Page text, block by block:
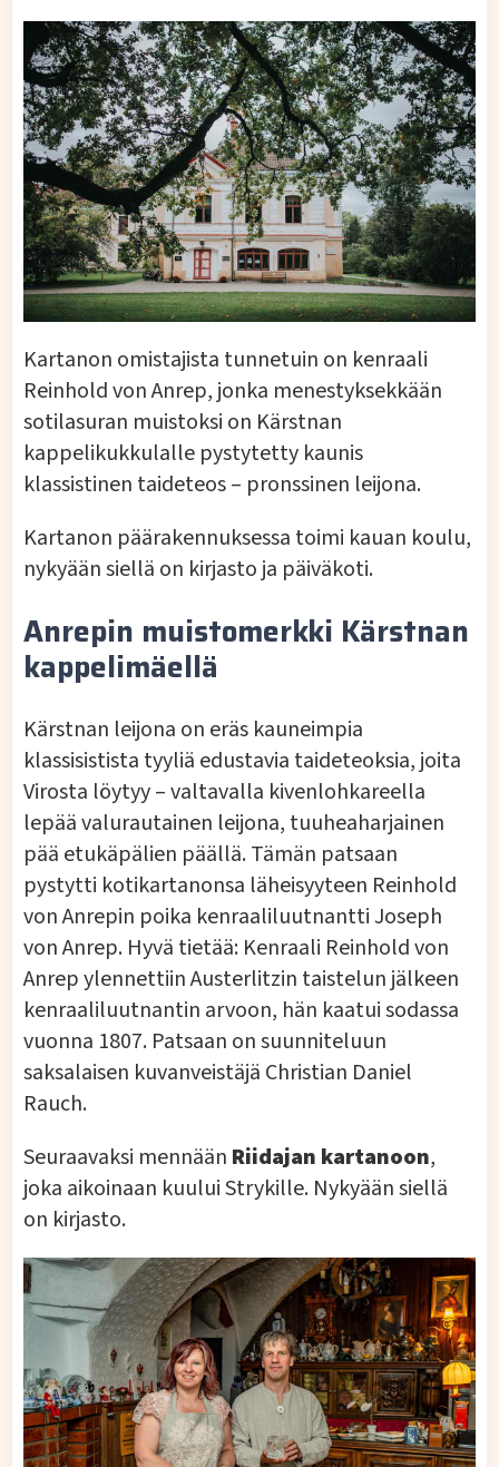
Kartanon omistajista tunnetuin on kenraali
Reinhold von Anrep, jonka menestyksekkään
sotilasuran muistoksi on Kärstnan
kappelikukkulalle pystytetty kaunis
klassistinen taideteos – pronssinen leijona.
Kartanon päärakennuksessa toimi kauan koulu,
nykyään siellä on kirjasto ja päiväkoti.
Anrepin muistomerkki Kärstnan
kappelimäellä
Kärstnan leijona on eräs kauneimpia
klassisistista tyyliä edustavia taideteoksia, joita
Virosta löytyy – valtavalla kivenlohkareella
lepää valurautainen leijona, tuuheaharjainen
pää etukäpälien päällä. Tämän patsaan
pystytti kotikartanonsa läheisyyteen Reinhold
von Anrepin poika kenraaliluutnantti Joseph
von Anrep. Hyvä tietää: Kenraali Reinhold von
Anrep ylennettiin Austerlitzin taistelun jälkeen
kenraaliluutnantin arvoon, hän kaatui sodassa
vuonna 1807. Patsaan on suunniteluun
saksalaisen kuvanveistäjä Christian Daniel
Rauch.
Seuraavaksi mennään Riidajan kartanoon,
joka aikoinaan kuului Strykille. Nykyään siellä
on kirjasto.